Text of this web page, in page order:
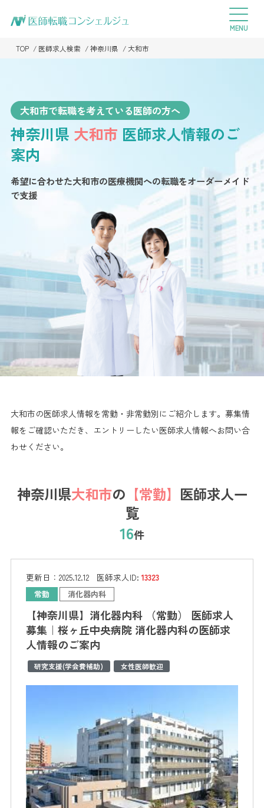
TOP 医師求人検索 神奈川県 大和市
大和市で転職を考えている医師の方へ
神奈川県 大和市 医師求人情報のご
案内
希望に合わせた大和市の医療機関への転職をオーダーメイド
で支援
大和市の医師求人情報を常勤・非常勤別にご紹介します。 募集情
報をご確認いただき、エントリーしたい医師求人情報へお問い合
わせください。
神奈川県大和市の 【常勤】 医師求人一
覧
16件
更新日： 2025.12.12 医師求人ID:13323
常勤 消化器内科
【神奈川県】消化器内科 （常勤） 医師求人
募集｜桜ヶ丘中央病院 消化器内科の医師求
人情報のご案内
研究支援(学会費補助) 女性医師歓迎